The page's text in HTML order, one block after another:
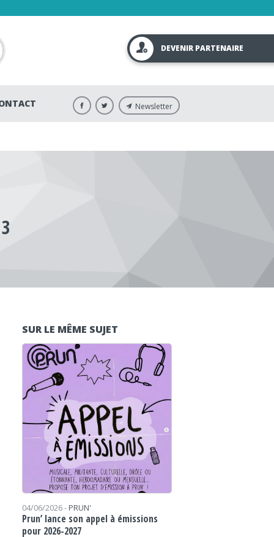
DEVENIR PARTENAIRE
Newsletter
SUR LE MÊME SUJET
04/06/2026 - PRUN'
Prun’ lance son appel à émissions
pour 2026-2027